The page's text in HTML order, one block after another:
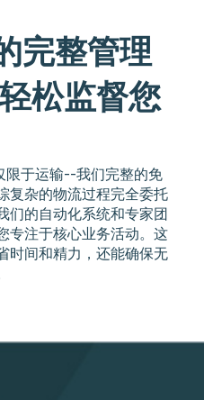
完整管理
松监督您
于运输--我们完整的免
复杂的物流过程完全委托
们的自动化系统和专家团
专注于核心业务活动。这
时间和精力，还能确保无